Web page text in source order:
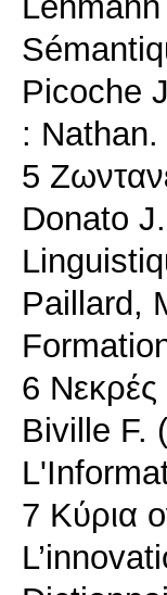
Picoche
: Nathan.
5
Donato
Paillard,
6 Νεκρές
Biville F.
7 Κύρια